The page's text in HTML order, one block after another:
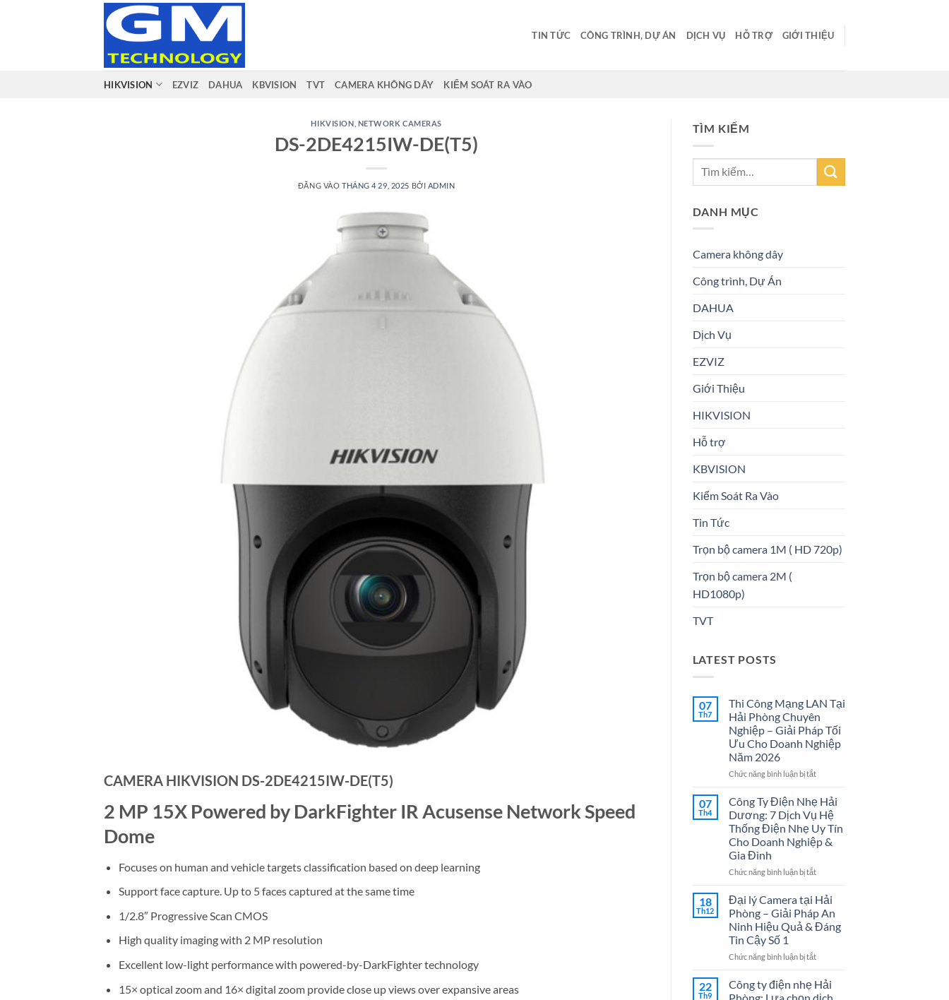
TIN TỨC CÔNG TRÌNH, DỰ ÁN DỊCH VỤ HỖ TRỢ GIỚI THIỆU
HIKVISION EZVIZ DAHUA KBVISION TVT CAMERA KHÔNG DÂY KIỂM SOÁT RA VÀO
HIKVISION NETWORK CAMERAS
DS-2DE4215IW-DE(T5)
ĐĂNG VÀO THÁNG 4 29, 2025 BỞI ADMIN
CAMERA HIKVISION DS-2DE4215IW-DE(T5)
2 MP 15X Powered by DarkFighter IR Acusense Network Speed
Dome
Focuses on human and vehicle targets classification based on deep learning
Support face capture. Up to 5 faces captured at the same time
1/2.8″ Progressive Scan CMOS
High quality imaging with 2 MP resolution
Excellent low-light performance with powered-by-DarkFighter technology
15× optical zoom and 16× digital zoom provide close up views over expansive areas
TÌM KIẾM
DANH MỤC
Camera không dây
Công trình, Dự Án
DAHUA
Dịch Vụ
EZVIZ
Giới Thiệu
HIKVISION
Hỗ trợ
KBVISION
Kiểm Soát Ra Vào
Tin Tức
Trọn bộ camera 1M ( HD 720p)
Trọn bộ camera 2M (
HD1080p)
TVT
LATEST POSTS
07
Th7
Thi Công Mạng LAN Tại
Hải Phòng Chuyên
Nghiệp – Giải Pháp Tối
Ưu Cho Doanh Nghiệp
Năm 2026
Chức năng bình luận bị tắtở
Công
Mạng
LAN
Tại
Hải
Chuyên
Giải
Pháp
Tối
Năm
07
Th4
Công Ty Điện Nhẹ Hải
Dương: 7 Dịch Vụ Hệ
Thống Điện Nhẹ Uy Tín
Cho Doanh Nghiệp &
Gia Đình
Chức năng bình luận bị tắtở
Ty
Điện
Nhẹ
Hải
7
Vụ
Hệ
18
Th12
Đại lý Camera tại Hải
Phòng – Giải Pháp An
Ninh Hiệu Quả & Đáng
Tin Cậy Số 1
Chức năng bình luận bị tắtở
lý
Camera
22
Th9
Công ty điện nhẹ Hải
Phòng: Lựa chọn dịch